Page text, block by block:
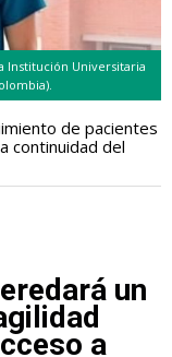
Institución Universitaria
de pacientes
continuidad del
un
a